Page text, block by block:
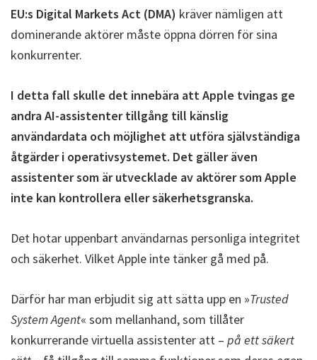
EU:s Digital Markets Act (DMA) kräver nämligen att
dominerande aktörer måste öppna dörren för sina
konkurrenter.
I detta fall skulle det innebära att Apple tvingas ge
andra AI-assistenter tillgång till känslig
användardata och möjlighet att utföra självständiga
åtgärder i operativsystemet. Det gäller även
assistenter som är utvecklade av aktörer som Apple
inte kan kontrollera eller säkerhetsgranska.
Det hotar uppenbart användarnas personliga integritet
och säkerhet. Vilket Apple inte tänker gå med på.
Därför har man erbjudit sig att sätta upp en »Trusted
System Agent« som mellanhand, som tillåter
konkurrerande virtuella assistenter att – på ett säkert